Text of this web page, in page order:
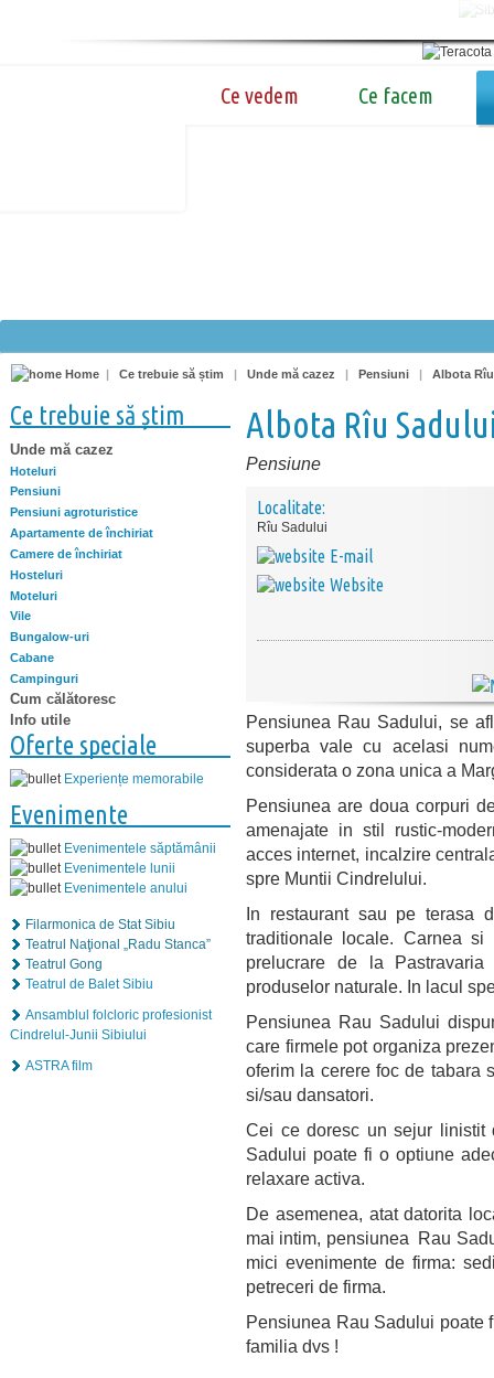
Ce vedem Ce facem
Home | Ce trebuie să știm | Unde mă cazez | Pensiuni | Albota
Ce trebuie să știm
Unde mă cazez
Hoteluri
Pensiuni
Pensiuni agroturistice
Apartamente de închiriat
Camere de închiriat
Hosteluri
Moteluri
Vile
Bungalow-uri
Cabane
Campinguri
Cum călătoresc
Info utile
Oferte speciale
Experiențe memorabile
Evenimente
Evenimentele săptămânii
Evenimentele lunii
Evenimentele anului
Filarmonica de Stat Sibiu
Teatrul Naţional „Radu Stanca”
Teatrul Gong
Teatrul de Balet Sibiu
Ansamblul folcloric profesionist
Cindrelul-Junii Sibiului
ASTRA film
Albota Rîu
Pensiune
Localitate:
Rîu Sadului
E-mail
Website
Pensiunea Rau Sadului, se
superba vale cu acelasi
considerata o zona unica a
Pensiunea are doua corpuri
amenajate in stil rustic-
acces internet, incalzire
spre Muntii Cindrelului.
In restaurant sau pe terasa
traditionale locale. Carnea
prelucrare de la
produselor naturale. In lacul
Pensiunea Rau Sadului
care firmele pot organiza
oferim la cerere foc de tabara
si/sau dansatori.
Cei ce doresc un sejur linistit
Sadului poate fi o optiune
relaxare activa.
De asemenea, atat datorita
mai intim, pensiunea Rau
mici evenimente de firma:
petreceri de firma.
Pensiunea Rau Sadului poate
familia dvs !